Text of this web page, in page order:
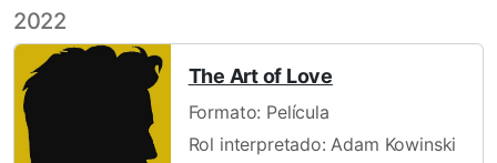
2022
The Art of Love
Formato: Película
Rol interpretado: Adam Kowinski